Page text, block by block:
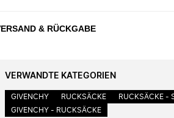
& RÜCKGABE
VERWANDTE KATEGORIEN
GIVENCHY RUCKSÄCKE
RUCKSÄCKE -
GIVENCHY - RUCKSÄCKE